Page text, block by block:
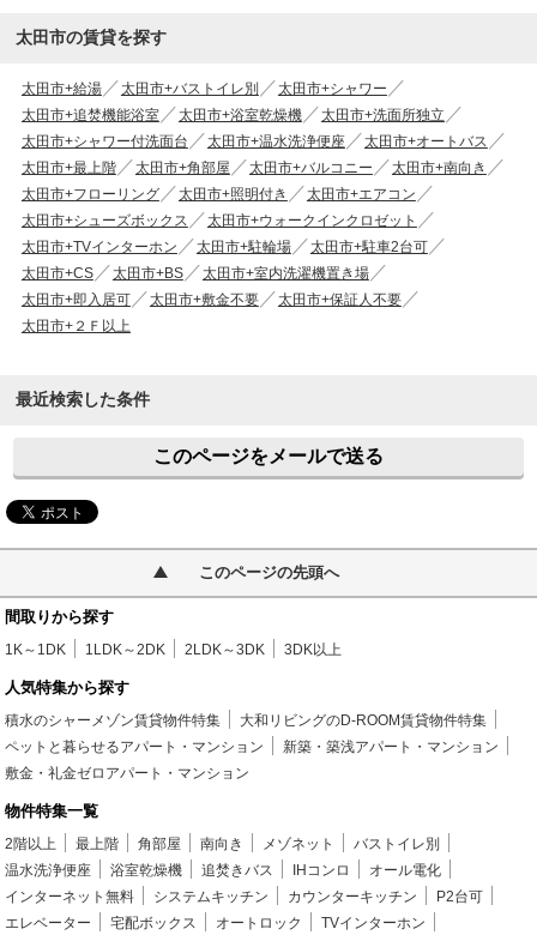
太田市の賃貸を探す
太田市+給湯 太田市+バストイレ別
太田市+シャワー
太田市+追焚機能浴室
太田市+浴室乾燥機
太田市+洗面所独立
太田市+シャワー付洗面台
太田市+温水洗浄便座
太田市+オートバス
太田市+最上階
太田市+角部屋 太田市+バルコニー
太田市+南向き
太田市+フローリング
太田市+照明付き
太田市+エアコン
太田市+シューズボックス
太田市+ウォークインクロゼット
太田市+TVインターホン
太田市+駐輪場
太田市+駐車2台可
太田市+CS
太田市+BS
太田市+室内洗濯機置き場
太田市+即入居可
太田市+敷金不要
太田市+保証人不要
太田市+２Ｆ以上
最近検索した条件
このページをメールで送る
このページの先頭へ
間取りから探す
1K～1DK 1LDK～2DK 2LDK～3DK 3DK以上
人気特集から探す
積水のシャーメゾン賃貸物件特集
大和リビングのD-ROOM賃貸物件特集
ペットと暮らせるアパート・マンション
新築・築浅アパート・マンション
敷金・礼金ゼロアパート・マンション
物件特集一覧
2階以上 最上階 角部屋 南向き メゾネット
バストイレ別
温水洗浄便座
浴室乾燥機 追焚きバス IHコンロ
オール電化
インターネット無料
システムキッチン カウンターキッチン
P2台可
エレベーター
宅配ボックス オートロック
TVインターホン